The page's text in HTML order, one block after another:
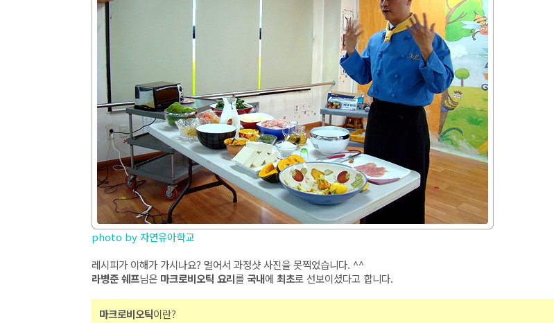
photo by 자연유아학교
레시피가 이해가 가시나요? 멀어서 과정샷 사진을 못찍었습니다. ^^
라병준 쉐프님은 마크로비오틱 요리를국내에 최초로 선보이셨다고 합니다.
마크로비오틱이란?